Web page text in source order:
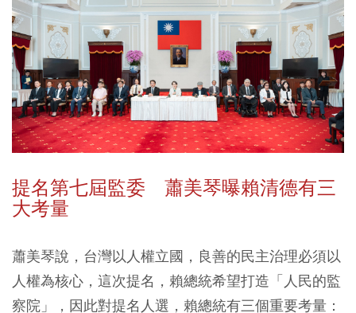
提名第七屆監委 蕭美琴曝賴清德有三
大考量
蕭美琴說，台灣以人權立國，良善的民主治理必須以
人權為核心，這次提名，賴總統希望打造「人民的監
察院」，因此對提名人選，賴總統有三個重要考量：